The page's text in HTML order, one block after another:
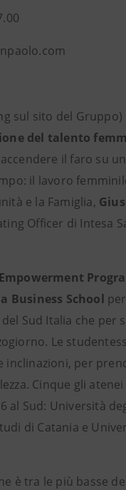
sul sito del Gruppo)
del talento
accendere il faro su
il lavoro
e la Famiglia,
Officer di Intesa
Business School
Sud Italia che per
Le
per
Cinque gli
al Sud: Università
di Catania e
è tra le più basse